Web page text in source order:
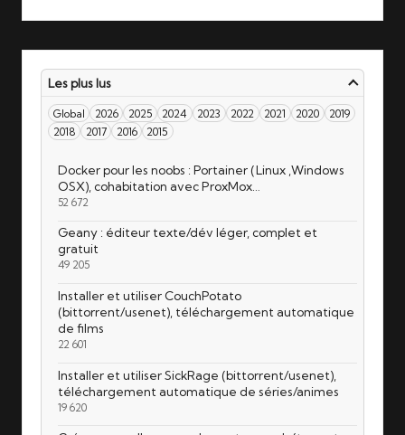
Les plus lus
Global 2026 2025 2024 2023 2022 2021 2020
2019
2018
2017 2016 2015
Docker pour les noobs : Portainer (Linux ,Windows
OSX), cohabitation avec ProxMox…
52 672
Geany : éditeur texte/dév léger, complet et
gratuit
49 205
Installer et utiliser CouchPotato
(bittorrent/usenet), téléchargement automatique
de films
22 601
Installer et utiliser SickRage (bittorrent/usenet),
téléchargement automatique de séries/animes
19 620